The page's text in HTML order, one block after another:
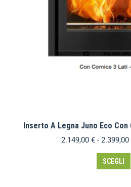
Inserto A Legna Juno Eco
2.149,00 € - 2.399,00
SCEGLI